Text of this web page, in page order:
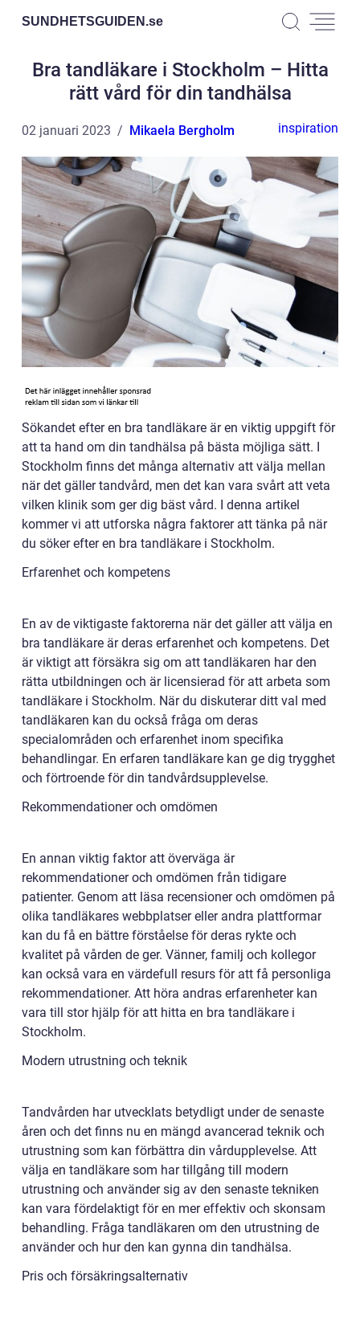
SUNDHETSGUIDEN.se
Bra tandläkare i Stockholm – Hitta
rätt vård för din tandhälsa
02 januari 2023 Mikaela Bergholm inspiration
Sökandet efter en bra tandläkare är en viktig uppgift för
att ta hand om din tandhälsa på bästa möjliga sätt. I
Stockholm finns det många alternativ att välja mellan
när det gäller tandvård, men det kan vara svårt att veta
vilken klinik som ger dig bäst vård. I denna artikel
kommer vi att utforska några faktorer att tänka på när
du söker efter en bra tandläkare i Stockholm.
Erfarenhet och kompetens
En av de viktigaste faktorerna när det gäller att välja en
bra tandläkare är deras erfarenhet och kompetens. Det
är viktigt att försäkra sig om att tandläkaren har den
rätta utbildningen och är licensierad för att arbeta som
tandläkare i Stockholm. När du diskuterar ditt val med
tandläkaren kan du också fråga om deras
specialområden och erfarenhet inom specifika
behandlingar. En erfaren tandläkare kan ge dig trygghet
och förtroende för din tandvårdsupplevelse.
Rekommendationer och omdömen
En annan viktig faktor att överväga är
rekommendationer och omdömen från tidigare
patienter. Genom att läsa recensioner och omdömen på
olika tandläkares webbplatser eller andra plattformar
kan du få en bättre förståelse för deras rykte och
kvalitet på vården de ger. Vänner, familj och kollegor
kan också vara en värdefull resurs för att få personliga
rekommendationer. Att höra andras erfarenheter kan
vara till stor hjälp för att hitta en bra tandläkare i
Stockholm.
Modern utrustning och teknik
Tandvården har utvecklats betydligt under de senaste
åren och det finns nu en mängd avancerad teknik och
utrustning som kan förbättra din vårdupplevelse. Att
välja en tandläkare som har tillgång till modern
utrustning och använder sig av den senaste tekniken
kan vara fördelaktigt för en mer effektiv och skonsam
behandling. Fråga tandläkaren om den utrustning de
använder och hur den kan gynna din tandhälsa.
Pris och försäkringsalternativ